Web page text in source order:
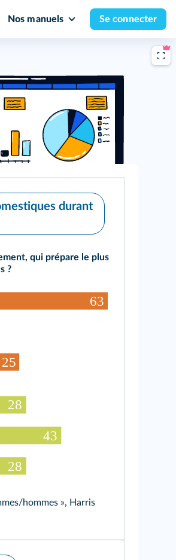
Nos manuels Se connecter
durant
qui prépare le plus
?
hommes », Harris